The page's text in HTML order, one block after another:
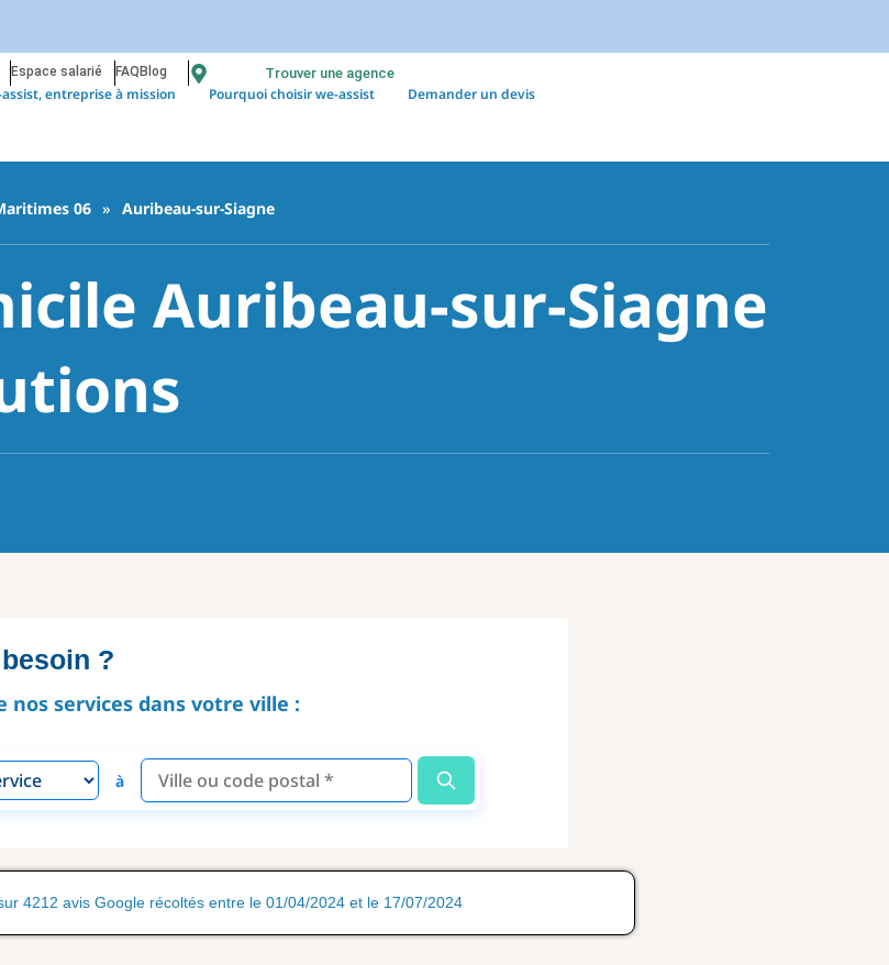
Espace salarié FAQ Blog Trouver une agence
entreprise à mission Pourquoi choisir we-assist Demander un devis
06 » Auribeau-sur-Siagne
Auribeau-sur-Siagne
?
services dans votre ville :
à
4212 avis Google récoltés entre le 01/04/2024 et le 17/07/2024